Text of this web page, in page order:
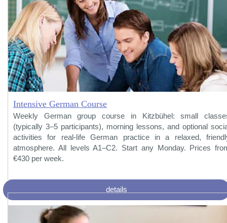
Intensive German Course
Weekly German group course in Kitzbühel: small
(typically 3–5 participants), morning lessons, and optional
activities for real-life German practice in a relaxed,
atmosphere. All levels A1–C2. Start any Monday. Prices
€430 per week.
details